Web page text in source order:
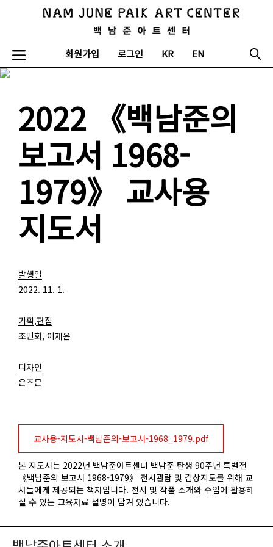
회원가입 로그인 KR EN
2022 《백남준의
보고서 1968-
1979》 교사용
지도서
발행일
2022. 11. 1.
기획,편집
조민화, 이재윤
디자인
은즈믄
교사용-지도서-백남준의-보고서-1968_1979.pdf
본 지도서는 2022년 백남준아트센터 백남준 탄생 90주년 특별전
《백남준의 보고서 1968-1979》 전시관람 및 감상지도를 위해 교
사들에게 제공되는 책자입니다. 전시 및 작품 소개와 수업에 활용하
실 수 있는 교육자료 설명이 담겨 있습니다.